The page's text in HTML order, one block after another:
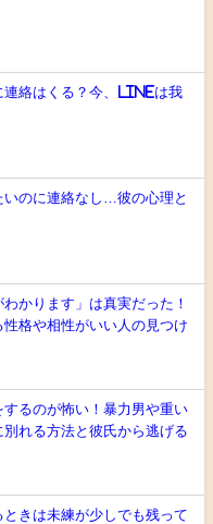
連絡はくる？今、LINEは我
いのに連絡なし…彼の心理と
わかります」は真実だった！
格や相性がいい人の見つけ
るのが怖い！暴力男や重い
れる方法と彼氏から逃げる
きは未練が少しでも残って